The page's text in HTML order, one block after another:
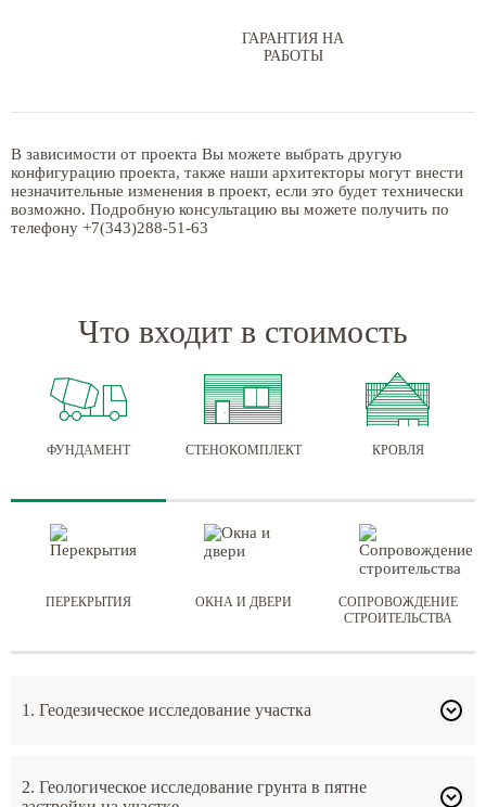
ГАРАНТИЯ НА
РАБОТЫ
В зависимости от проекта Вы можете выбрать другую
конфигурацию проекта, также наши архитекторы могут внести
незначительные изменения в проект, если это будет технически
возможно. Подробную консультацию вы можете получить по
телефону +7(343)288-51-63
Что входит в стоимость
ФУНДАМЕНТ СТЕНОКОМПЛЕКТ КРОВЛЯ
ПЕРЕКРЫТИЯ ОКНА И ДВЕРИ
СОПРОВОЖДЕНИЕ
СТРОИТЕЛЬСТВА
1. Геодезическое исследование участка
2. Геологическое исследование грунта в пятне